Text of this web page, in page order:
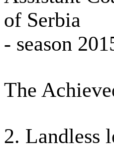
of Serbia
- season
The
2. Landless